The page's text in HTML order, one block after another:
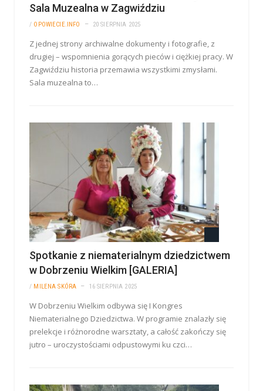
Sala Muzealna w Zagwiździu
/ OPOWIECIE.INFO 20 SIERPNIA 2025
Z jednej strony archiwalne dokumenty i fotografie, z
drugiej – wspomnienia gorących pieców i ciężkiej pracy. W
Zagwiździu historia przemawia wszystkimi zmysłami.
Sala muzealna to…
Spotkanie z niematerialnym dziedzictwem
w Dobrzeniu Wielkim [GALERIA]
/ MILENA SKÓRA 16 SIERPNIA 2025
W Dobrzeniu Wielkim odbywa się I Kongres
Niematerialnego Dziedzictwa. W programie znalazły się
prelekcje i różnorodne warsztaty, a całość zakończy się
jutro – uroczystościami odpustowymi ku czci…